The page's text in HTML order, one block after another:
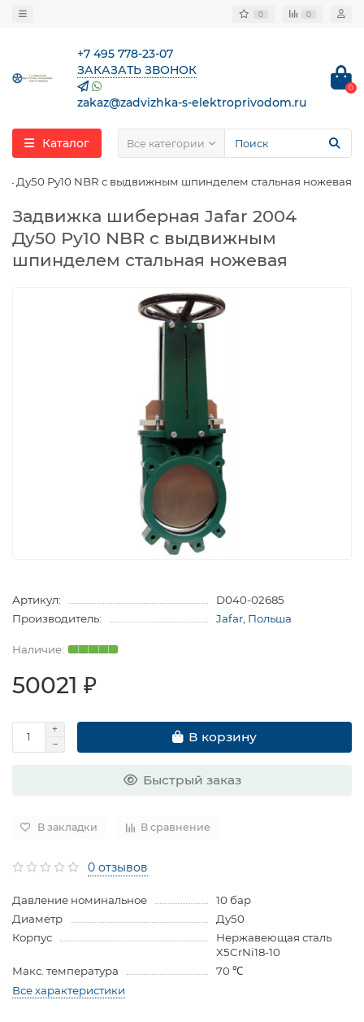
0 0
+7 495 778-23-07
ЗАКАЗАТЬ ЗВОНОК
zakaz@zadvizhka-s-elektroprivodom.ru
0
Каталог Все категории
Ду50 Ру10 NBR с выдвижным шпинделем стальная ножевая
Задвижка шиберная Jafar 2004
Ду50 Ру10 NBR с выдвижным
шпинделем стальная ножевая
Артикул:
D040-02685
Производитель:
Jafar, Польша
50021 ₽
В корзину
Быстрый заказ
В закладки В сравнение
0 отзывов
Давление номинальное
10 бар
Диаметр
Ду50
Корпус
Нержавеющая сталь
X5CrNi18-10
Макс. температура
70 ℃
Все характеристики